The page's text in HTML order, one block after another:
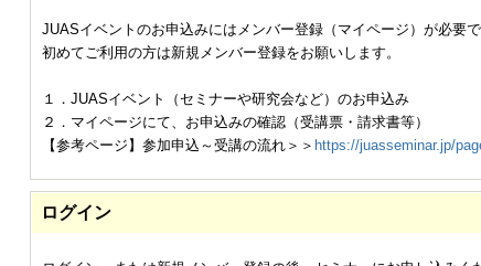
JUASイベントのお申込みにはメンバー登録（マイページ）が必要で
初めてご利用の方は新規メンバー登録をお願いします。
１．JUASイベント（セミナーや研究会など）のお申込み
２．マイページにて、お申込みの確認（受講票・請求書等）
【参考ページ】参加申込～受講の流れ＞＞ https://juasseminar.jp/
ログイン